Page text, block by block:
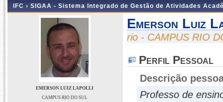
IFC › SIGAA - Sistema Integrado de Gestão de Atividades
EMERSON LUIZ LAPOLLI
CAMPUS RIO DO SUL
Emerson Luiz
rio - CAMPUS RIO
Perfil Pessoal
Descrição
Professo de